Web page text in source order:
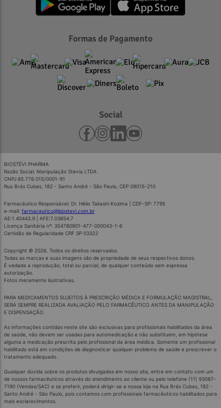
Formas de Pagamento
Social
BIOSTÉVI PHARMA
Razão Social: Manipulação Stevia LTDA
CNPJ 65.776.015/0001-91
Rua Brás Cubas, 182 - Santo André - São Paulo, CEP 09015-210
Farmacêutico Responsável: Dr. Hélio Takashi Kozima | CDF-SP: 7795
e-mail: farmaceutico@biostevi.com.br
AE:1.40443.9 | AFE:7.03654.7
Licença Sanitária nº: 354780901-477-000043-1-6
Certidão de Regularidade CRF SP 03322
Copyright © 2026. Todos os direitos reservados.
Todas as marcas e suas imagens são de propriedade de seus respectivos donos.
É vedada a reprodução, total ou parcial, de qualquer conteúdo sem expressa
autorização.
Fotos meramente ilustrativas.
PARA MEDICAMENTOS SUJEITOS À PRESCRIÇÃO MÉDICA E FORMULAÇÃO MAGISTRAL,
SERÁ SEMPRE REALIZADA AVALIAÇÃO PELO FARMACÊUTICO ANTES DA MANIPULAÇÃO
E DISPENSAÇÃO.
As informações contidas neste site são exclusivas para profissionais habilitados da área
de saúde, não devem ser usadas para automedicação e não substituem, em hipótese
alguma a medicação prescrita pelo profissional da área médica. Somente um profissional
habilitado está em condições de diagnosticar qualquer problema de saúde e prescrever o
tratamento adequado.
Qualquer dúvida sobre os produtos divulgados em nosso site, entre em contato com um
de nossos farmacêuticos através do atendimento ao cliente ou pelo telefone (11) 93087-
7190 (Vendas/SAC) e se preferir, poderá dirigir-se a nossa loja na Rua Brás Cubas, 182 -
Santo André - São Paulo, pois contamos com profissionais farmacêuticos habilitados para
mais esclarecimentos.